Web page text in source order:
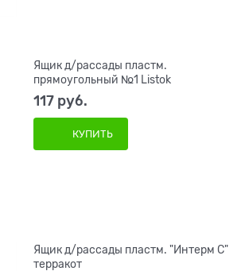
Ящик д/рассады пластм.
прямоугольный №1 Listok
117 руб.
КУПИТЬ
Ящик д/рассады пластм. "Интерм С"
терракот